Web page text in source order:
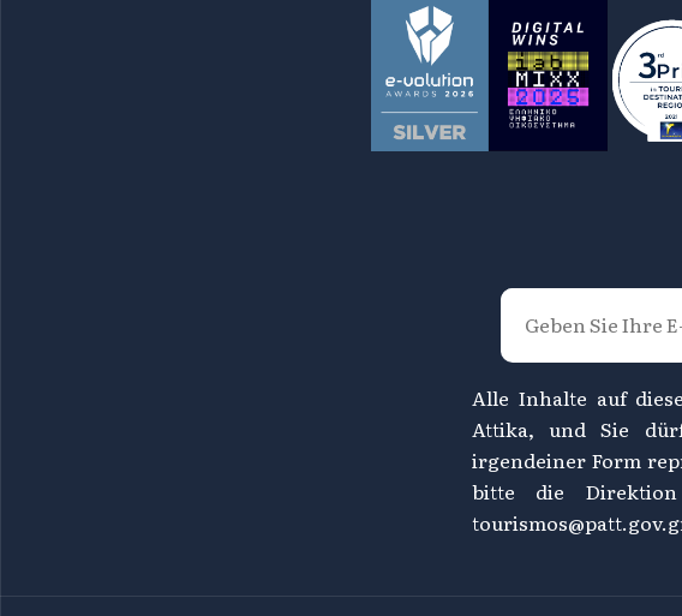
Alle Inhalte auf
Attika, und Sie
irgendeiner Form
bitte die